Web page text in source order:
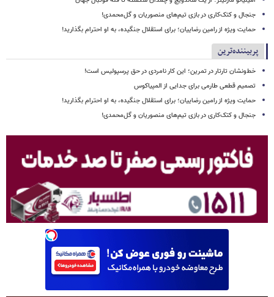
جنجال و کتک‌کاری در بازی تیم‌های منصوریان و گل‌محمدی!
حمایت ویژه از رامین رضاییان؛ برای استقلال جنگیده، به او احترام بگذارید!
پربیننده‌ترین
خط‌ونشان تارتار در تمرین؛ این کار نامردی در حق پرسپولیس است!
تصمیم قطعی طارمی برای جدایی از المپیاکوس
حمایت ویژه از رامین رضاییان؛ برای استقلال جنگیده، به او احترام بگذارید!
جنجال و کتک‌کاری در بازی تیم‌های منصوریان و گل‌محمدی!